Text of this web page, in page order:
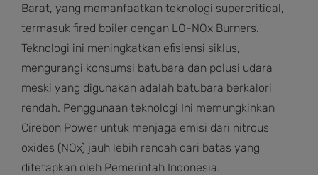
Barat, yang memanfaatkan teknologi supercritical,
termasuk fired boiler dengan LO-NOx Burners.
Teknologi ini meningkatkan efisiensi siklus,
mengurangi konsumsi batubara dan polusi udara
meski yang digunakan adalah batubara berkalori
rendah. Penggunaan teknologi Ini memungkinkan
Cirebon Power untuk menjaga emisi dari nitrous
oxides (NOx) jauh lebih rendah dari batas yang
ditetapkan oleh Pemerintah Indonesia.